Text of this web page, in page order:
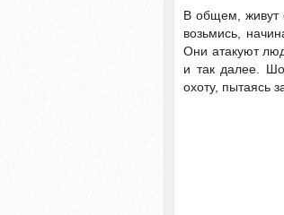
В общем, живут
возьмись,
Они атакуют
и так далее.
охоту, пытаясь